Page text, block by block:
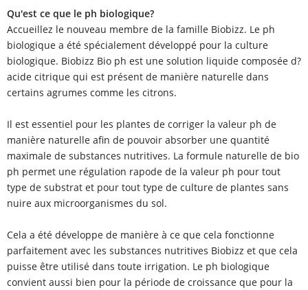
Qu'est ce que le ph biologique?
Accueillez le nouveau membre de la famille Biobizz. Le ph
biologique a été spécialement développé pour la culture
biologique. Biobizz Bio ph est une solution liquide composée d?
acide citrique qui est présent de manière naturelle dans
certains agrumes comme les citrons.
Il est essentiel pour les plantes de corriger la valeur ph de
manière naturelle afin de pouvoir absorber une quantité
maximale de substances nutritives. La formule naturelle de bio
ph permet une régulation rapode de la valeur ph pour tout
type de substrat et pour tout type de culture de plantes sans
nuire aux microorganismes du sol.
Cela a été développe de manière à ce que cela fonctionne
parfaitement avec les substances nutritives Biobizz et que cela
puisse être utilisé dans toute irrigation. Le ph biologique
convient aussi bien pour la période de croissance que pour la